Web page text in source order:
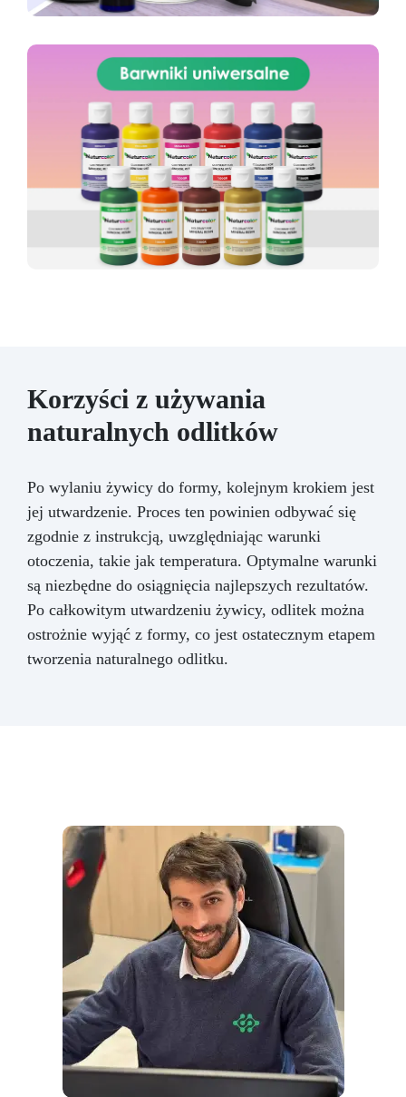
Korzyści z używania
naturalnych odlitków
Po wylaniu żywicy do formy, kolejnym krokiem jest
jej utwardzenie. Proces ten powinien odbywać się
zgodnie z instrukcją, uwzględniając warunki
otoczenia, takie jak temperatura. Optymalne warunki
są niezbędne do osiągnięcia najlepszych rezultatów.
Po całkowitym utwardzeniu żywicy, odlitek można
ostrożnie wyjąć z formy, co jest ostatecznym etapem
tworzenia naturalnego odlitku.